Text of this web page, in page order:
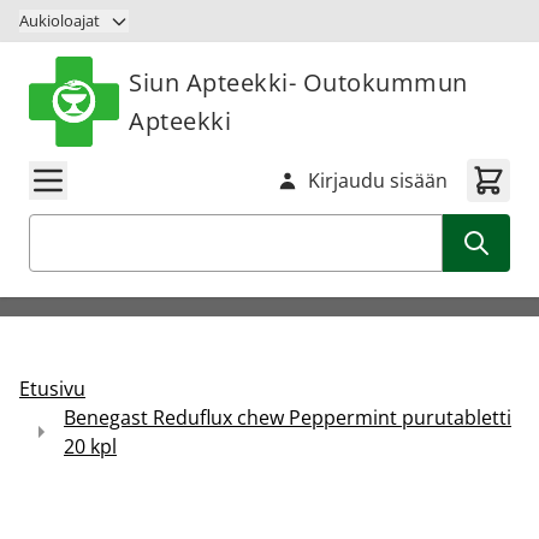
Siirry sisältöön
Aukioloajat
Siun Apteekki- Outokummun
Apteekki
Kirjaudu sisään
Etusivu
Benegast Reduflux chew Peppermint purutabletti
20 kpl